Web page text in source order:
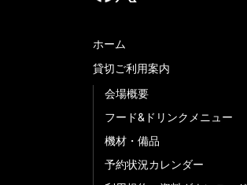
ホーム
貸切ご利用案内
会場概要
フード&ドリンクメニュー
機材・備品
予約状況カレンダー